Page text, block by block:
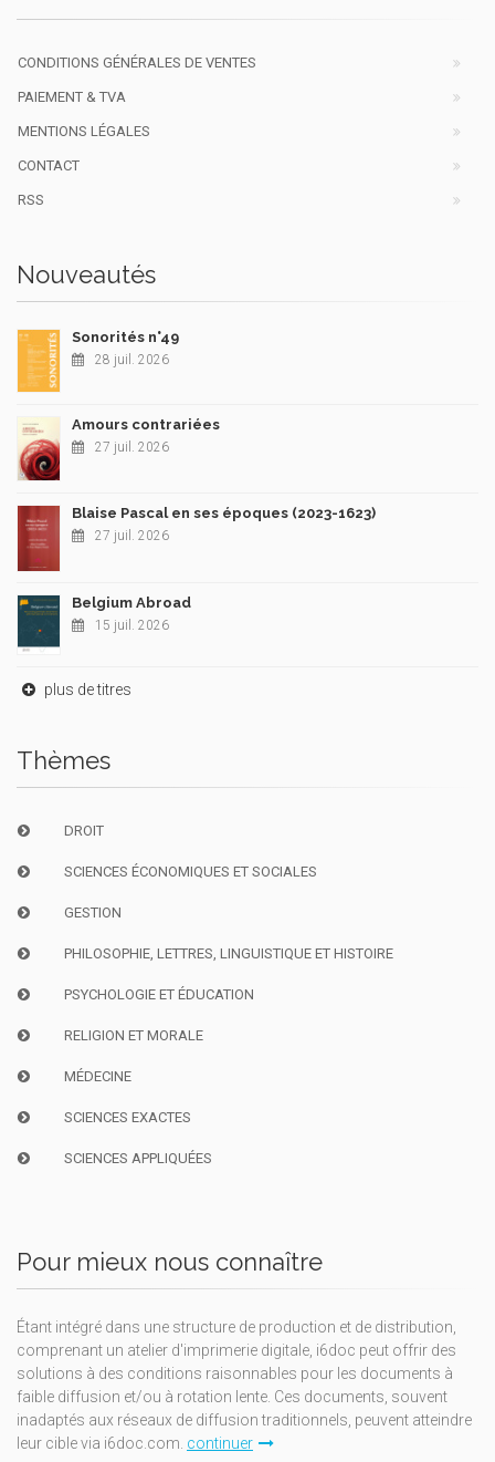
CONDITIONS GÉNÉRALES DE VENTES
PAIEMENT & TVA
MENTIONS LÉGALES
CONTACT
RSS
Nouveautés
Sonorités n°49
28 juil. 2026
Amours contrariées
27 juil. 2026
Blaise Pascal en ses époques (2023-1623)
27 juil. 2026
Belgium Abroad
15 juil. 2026
plus de titres
Thèmes
DROIT
SCIENCES ÉCONOMIQUES ET SOCIALES
GESTION
PHILOSOPHIE, LETTRES, LINGUISTIQUE ET HISTOIRE
PSYCHOLOGIE ET ÉDUCATION
RELIGION ET MORALE
MÉDECINE
SCIENCES EXACTES
SCIENCES APPLIQUÉES
Pour mieux nous connaître
Étant intégré dans une structure de production et de distribution,
comprenant un atelier d'imprimerie digitale, i6doc peut offrir des
solutions à des conditions raisonnables pour les documents à
faible diffusion et/ou à rotation lente. Ces documents, souvent
inadaptés aux réseaux de diffusion traditionnels, peuvent atteindre
leur cible via i6doc.com. continuer